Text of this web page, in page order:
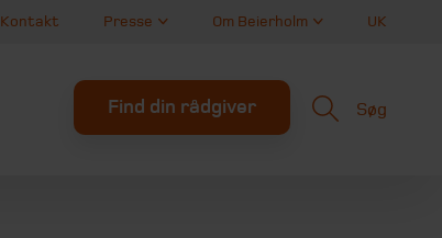
Kontakt Presse Om Beierholm UK
Find din rådgiver Søg